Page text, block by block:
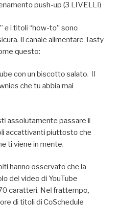
push-up (3 LIVELLI)
e i titoli “how-to” sono
Il canale alimentare Tasty
questo:
con un biscotto salato. Il
che tu abbia mai
assolutamente passare il
accattivanti piuttosto che
ti viene in mente.
hanno osservato che la
del video di YouTube
caratteri. Nel frattempo,
di titoli di CoSchedule